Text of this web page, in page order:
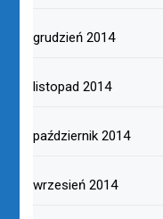
grudzień 2014
listopad 2014
październik 2014
wrzesień 2014